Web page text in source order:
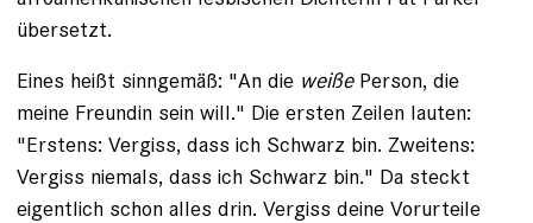
übersetzt.
Eines heißt sinngemäß: "An die weißePerson, die
meine Freundin sein will." Die ersten Zeilen lauten:
"Erstens: Vergiss, dass ich Schwarz bin. Zweitens:
Vergiss niemals, dass ich Schwarz bin." Da steckt
eigentlich schon alles drin. Vergiss deine Vorurteile